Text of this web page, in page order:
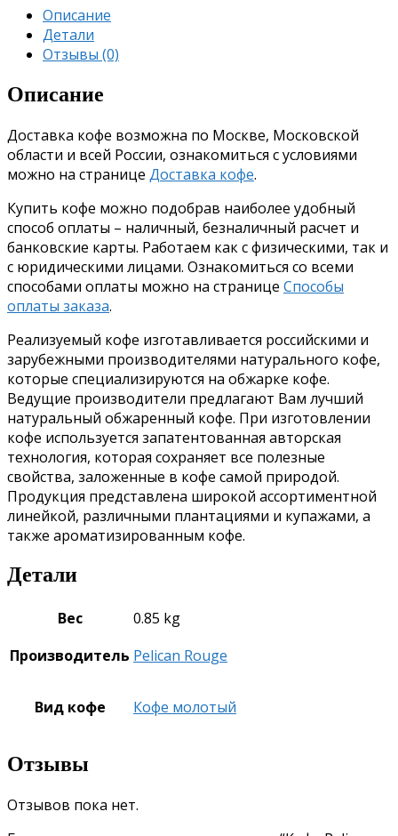
Описание
Детали
Отзывы (0)
Описание
Доставка кофе возможна по Москве, Московской
области и всей России, ознакомиться с условиями
можно на странице Доставка кофе.
Купить кофе можно подобрав наиболее удобный
способ оплаты – наличный, безналичный расчет и
банковские карты. Работаем как с физическими, так и
с юридическими лицами. Ознакомиться со всеми
способами оплаты можно на странице Способы
оплаты заказа.
Реализуемый кофе изготавливается российскими и
зарубежными производителями натурального кофе,
которые специализируются на обжарке кофе.
Ведущие производители предлагают Вам лучший
натуральный обжаренный кофе. При изготовлении
кофе используется запатентованная авторская
технология, которая сохраняет все полезные
свойства, заложенные в кофе самой природой.
Продукция представлена широкой ассортиментной
линейкой, различными плантациями и купажами, а
также ароматизированным кофе.
Детали
Вес
0.85 kg
Производитель Pelican Rouge
Вид кофе Кофе молотый
Отзывы
Отзывов пока нет.